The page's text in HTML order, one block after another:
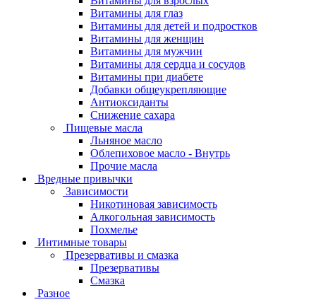
Витамины для глаз
Витамины для детей и подростков
Витамины для женщин
Витамины для мужчин
Витамины для сердца и сосудов
Витамины при диабете
Добавки общеукрепляющие
Антиоксиданты
Снижение сахара
Пищевые масла
Льняное масло
Облепиховое масло - Внутрь
Прочие масла
Вредные привычки
Зависимости
Никотиновая зависимость
Алкогольная зависимость
Похмелье
Интимные товары
Презервативы и смазка
Презервативы
Смазка
Разное